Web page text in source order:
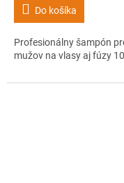
Do košíka
Profesionálny šampón
mužov na vlasy aj fúzy